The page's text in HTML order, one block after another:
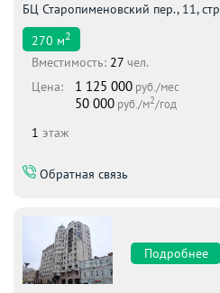
БЦ Старопименовский пер., 11,
270 м2
Вместимоcть: 27 чел.
Цена:
1 125 000 руб./мес
50 000 руб./м2/год
1 этаж
Обратная связь
Подробнее